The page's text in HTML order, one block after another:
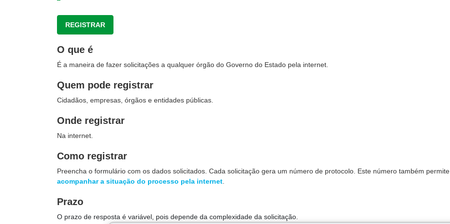
REGISTRAR
O que é
É a maneira de fazer solicitações a qualquer órgão do Governo do Estado pela internet.
Quem pode registrar
Cidadãos, empresas, órgãos e entidades públicas.
Onde registrar
Na internet.
Como registrar
Preencha o formulário com os dados solicitados. Cada solicitação gera um número de protocolo. Este número também permite
acompanhar a situação do processo pela internet
Prazo
O prazo de resposta é variável, pois depende da complexidade da solicitação.